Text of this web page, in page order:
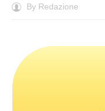
By Redazione